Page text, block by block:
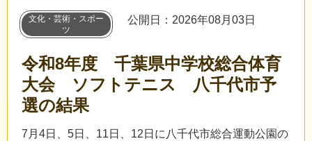
文化・芸術・スポー
ツ
公開日：2026年08月03日
令和8年度 千葉県中学校総合体育
大会 ソフトテニス 八千代市予
選の結果
7月4日、5日、11日、12日に八千代市総合運動公園の